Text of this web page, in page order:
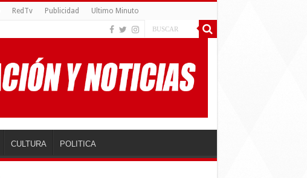
RedTv Publicidad Ultimo Minuto
CULTURA POLITICA